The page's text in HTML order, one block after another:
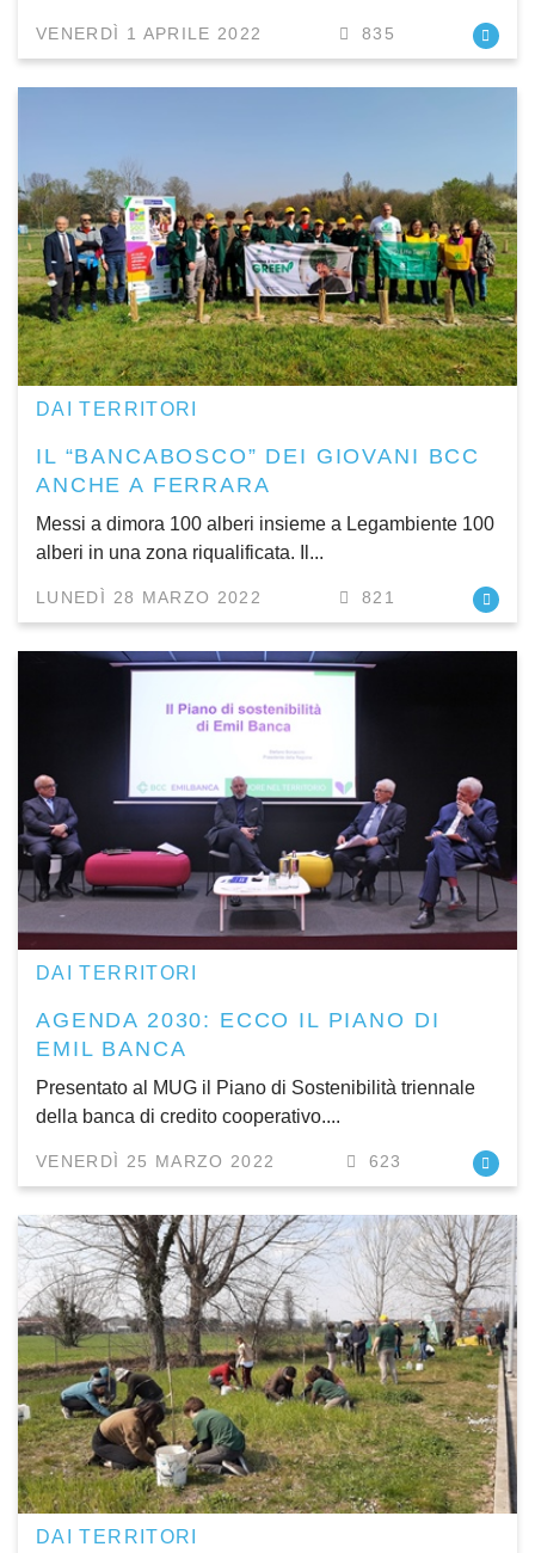
VENERDÌ 1 APRILE 2022 835
DAI TERRITORI
IL “BANCABOSCO” DEI GIOVANI BCC
ANCHE A FERRARA
Messi a dimora 100 alberi insieme a Legambiente 100
alberi in una zona riqualificata. Il...
LUNEDÌ 28 MARZO 2022 821
DAI TERRITORI
AGENDA 2030: ECCO IL PIANO DI
EMIL BANCA
Presentato al MUG il Piano di Sostenibilità triennale
della banca di credito cooperativo....
VENERDÌ 25 MARZO 2022 623
DAI TERRITORI